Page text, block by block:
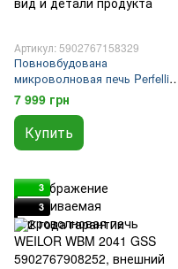
Артикул: 5902767158329
Повновбудована
микроволновая печь Perfelli
BM 205 GLW
7 999 грн
Купить
3
3